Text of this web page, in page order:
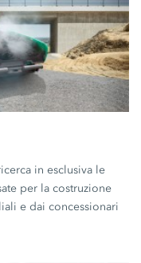
in esclusiva le
per la costruzione
e dai concessionari